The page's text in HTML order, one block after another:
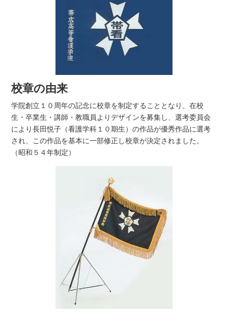
校章の由来
学院創立１０周年の記念に校章を制定することとなり、在校
生・卒業生・講師・教職員よりデザインを募集し、選考委員会
により長田悦子（看護学科１０期生）の作品が優秀作品に選考
され、この作品を基本に一部修正し校章が決定されました。
（昭和５４年制定）